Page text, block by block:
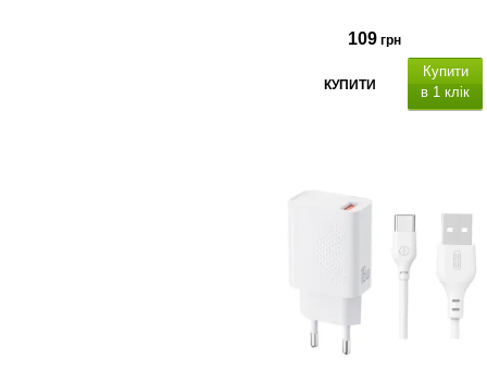
109 грн
КУПИТИ
Купити
в 1 клік